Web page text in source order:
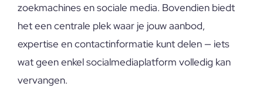
zoekmachines en sociale media. Bovendien biedt
het een centrale plek waar je jouw aanbod,
expertise en contactinformatie kunt delen — iets
wat geen enkel socialmediaplatform volledig kan
vervangen.